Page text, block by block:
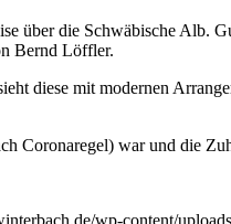
über die Schwäbische Alb.
Bernd Löffler.
diese mit modernen
Coronaregel) war und die
wp-content/